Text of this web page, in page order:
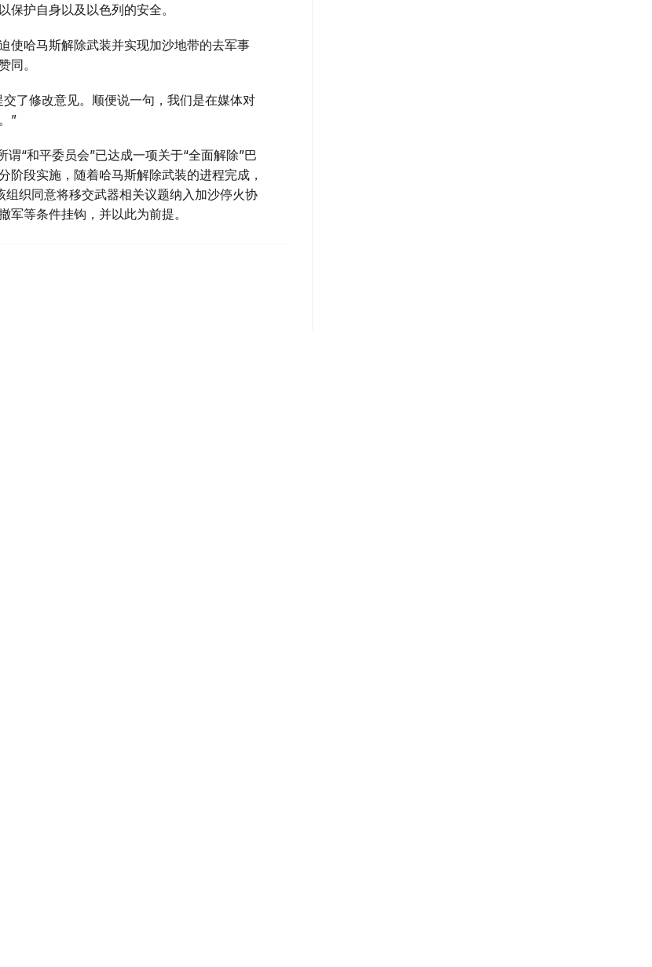
护自身以及以色列的安全。
使哈马斯解除武装并实现加沙地带的去军事
同。
了修改意见。顺便说一句，我们是在媒体对
”
“和平委员会”已达成一项关于“全面解除”巴
段实施，随着哈马斯解除武装的进程完成，
织同意将移交武器相关议题纳入加沙停火协
等条件挂钩，并以此为前提。